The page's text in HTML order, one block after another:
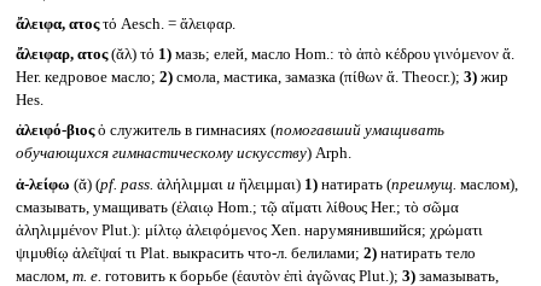
ἄλειφα, ατοςτό Aesch. = ἄλειφαρ.
ἄλειφαρ, ατος(ᾰλ) τό 1)мазь; елей, масло Hom.: τὸ ἀπὸ κέδρου γινόμενον ἄ.
Her. кедровое масло; 2)смола, мастика, замазка (πίθων ἄ. Theocr.); 3)жир
Hes.
ἀλειφό-βιοςὁ служитель в гимнасиях (помогавший умащивать
обучающихся гимнастическому искусству) Arph.
ἀ-λείφω (ᾰ) (pf. pass. ἀλήλιμμαι и ἤλειμμαι) 1)натирать (преимущ. маслом),
смазывать, умащивать (ἐλαιῳ Hom.; τῷ αἵματι λίθους Her.; τὸ σῶμα
ἀληλιμμένον Plut.): μίλτῳ ἀλειφόμενος Xen. нарумянившийся; χρώματι
ψιμυθίῳ ἀλεῖψαί τι Plat. выкрасить что-л. белилами; 2)натирать тело
маслом, т. е. готовить к борьбе (ἑαυτὸν ἐπὶ ἀγῶνας Plut.); 3)замазывать,